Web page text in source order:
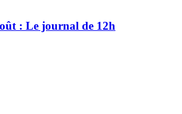
: Le journal de 12h